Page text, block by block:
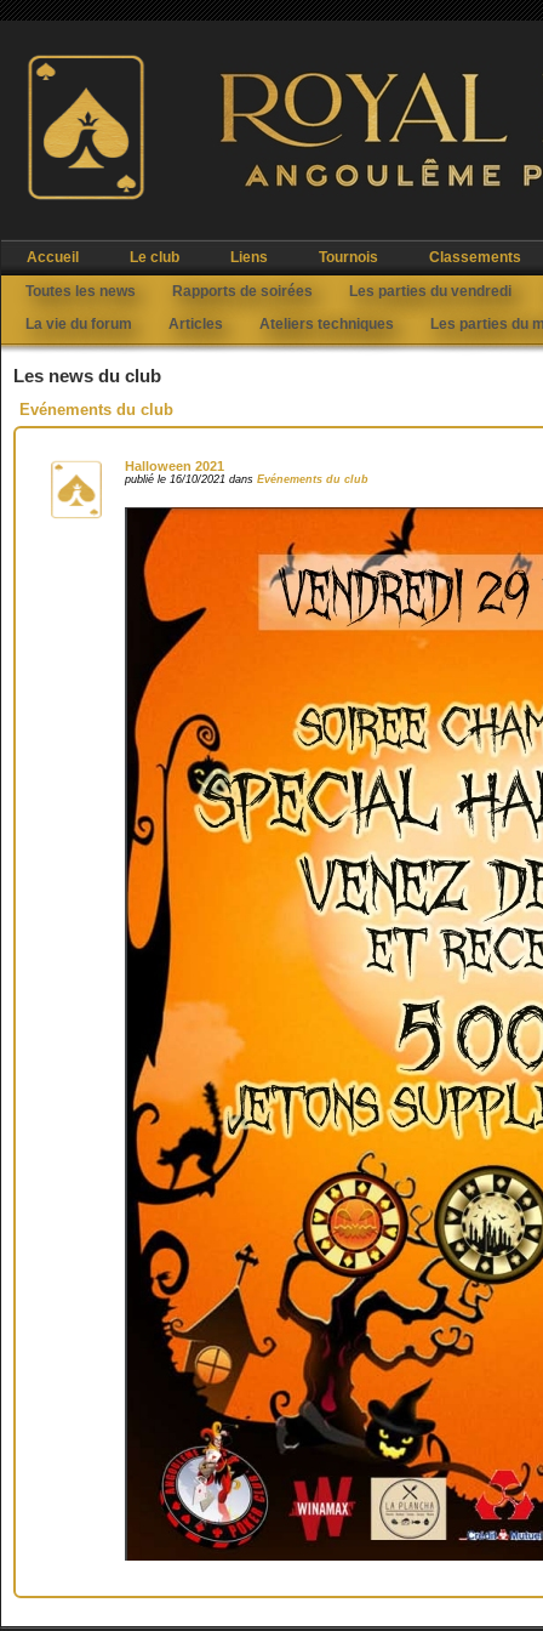
Accueil Le club Liens Tournois
Classements
Toutes les news
Rapports de soirées
Les parties du vendredi
La vie du forum
Articles Ateliers techniques Les parties du
Les news du club
Evénements du club
Halloween 2021
publié le 16/10/2021 dans Evénements du club